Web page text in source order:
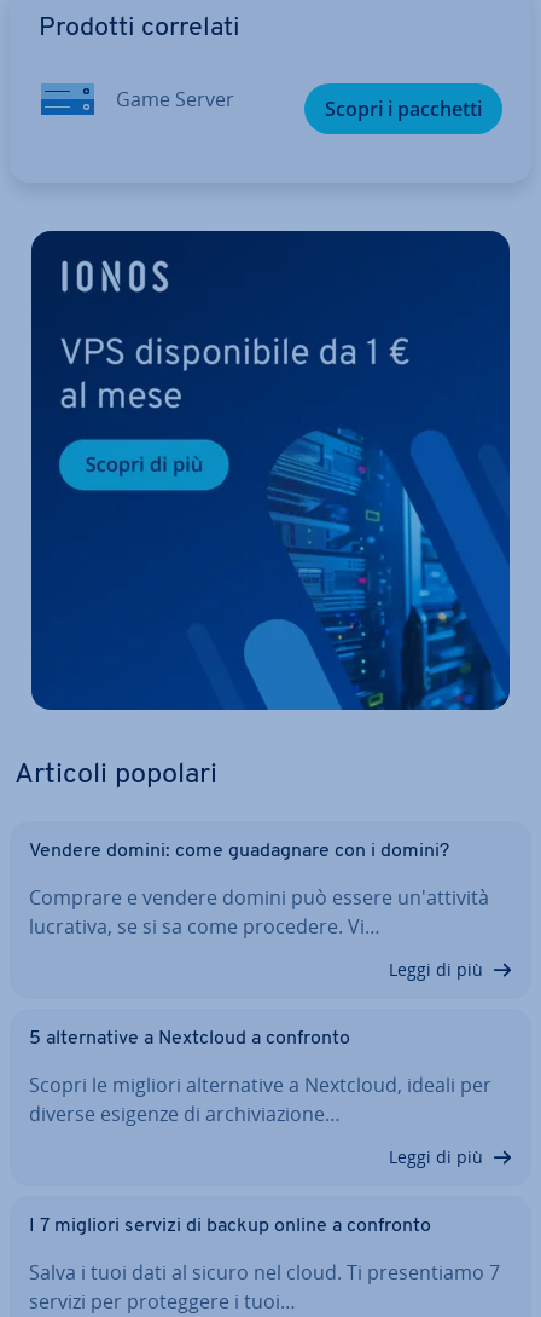
Prodotti correlati
Game Server Scopri i pacchetti
Articoli popolari
Vendere domini: come gua­da­gna­re con i domini?
Comprare e vendere domini può essere un'at­ti­vi­tà
lucrativa, se si sa come procedere. Vi…
Leggi di più
5 al­ter­na­ti­ve a Nextcloud a confronto
Scopri le migliori al­ter­na­ti­ve a Nextcloud, ideali per
diverse esigenze di ar­chi­via­zio­ne…
Leggi di più
I 7 migliori servizi di backup online a confronto
Salva i tuoi dati al sicuro nel cloud. Ti pre­sen­tia­mo 7
servizi per pro­teg­ge­re i tuoi…